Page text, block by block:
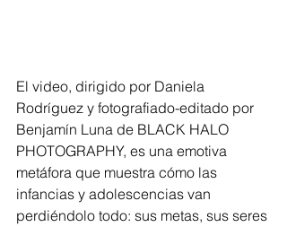
El video, dirigido por Daniela
Rodríguez y fotografiado-editado por
Benjamín Luna de BLACK HALO
PHOTOGRAPHY, es una emotiva
metáfora que muestra cómo las
infancias y adolescencias van
perdiéndolo todo: sus metas, sus seres